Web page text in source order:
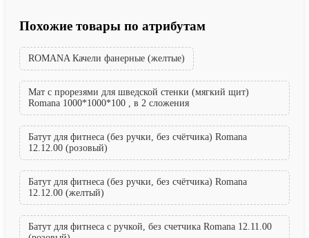
Похожие товары по атрибутам
ROMANA Качели фанерные (желтые)
Мат с прорезями для шведской стенки (мягкий щит)
Romana 1000*1000*100 , в 2 сложения
Батут для фитнеса (без ручки, без счётчика) Romana
12.12.00 (розовый)
Батут для фитнеса (без ручки, без счётчика) Romana
12.12.00 (желтый)
Батут для фитнеса с ручкой, без счетчика Romana 12.11.00